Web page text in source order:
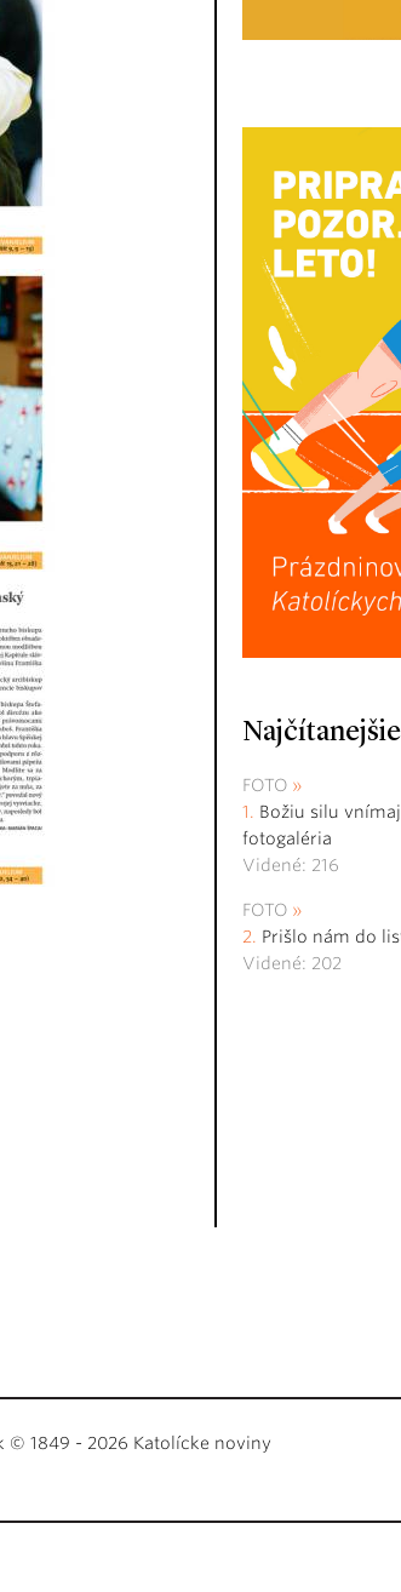
Najčítanejšie
FOTO
Božiu silu
fotogaléria
Videné: 216
FOTO
Prišlo nám do
Videné: 202
© 1849 - 2026 Katolícke noviny